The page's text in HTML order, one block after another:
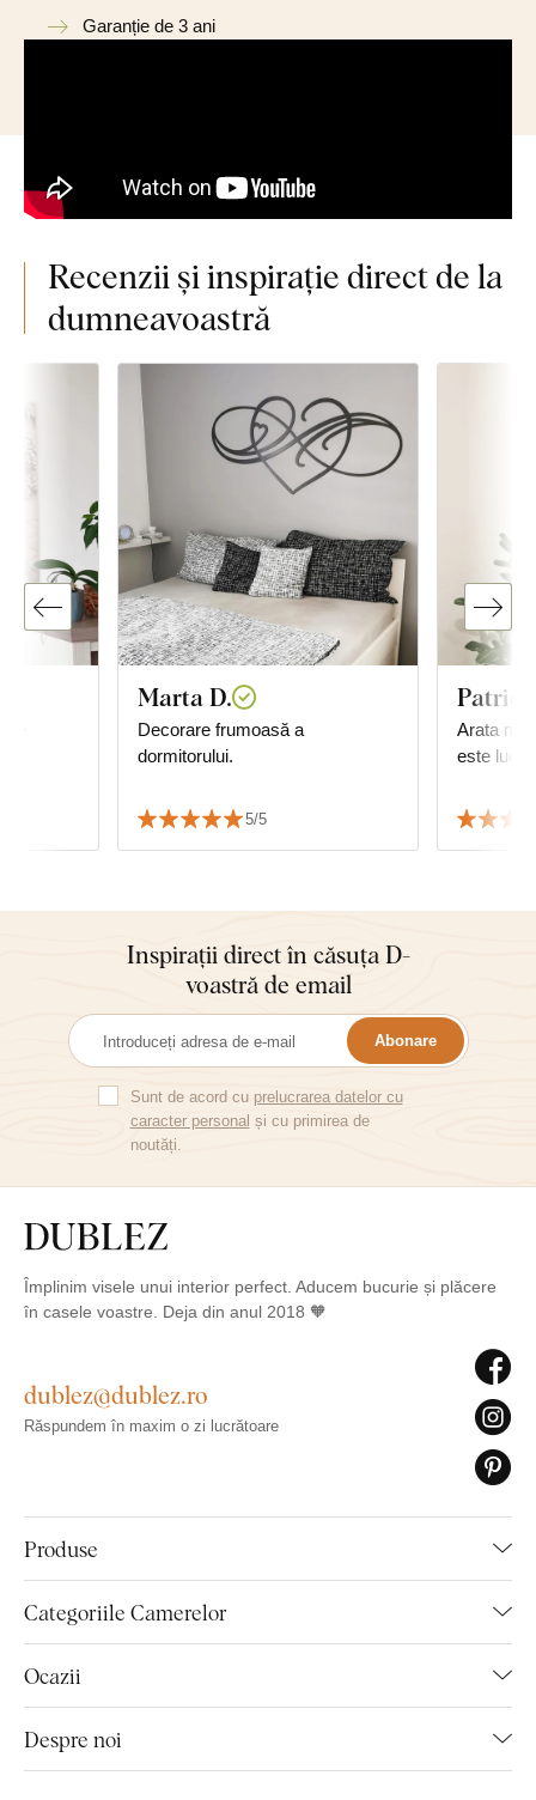
Garanție de 3 ani
Recenzii și inspirație direct de la
dumneavoastră
Marta D.
Decorare frumoasă a
dormitorului.
5/5
Arata
este
Inspirații direct în căsuța D-
voastră de email
Abonare
Sunt de acord cu prelucrarea datelor cu
caracter personal și cu primirea de
noutăți.
Împlinim visele unui interior perfect. Aducem bucurie și plăcere
în casele voastre. Deja din anul 2018 🧡
Produse
Categoriile Camerelor
Ocazii
Despre noi
dublez@dublez.ro
Răspundem în maxim o zi lucrătoare